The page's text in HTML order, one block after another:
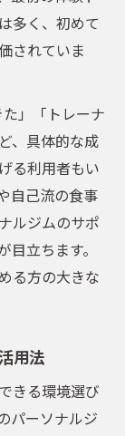
多く、初めて
されていま
」「トレーナ
、具体的な成
る利用者もい
自己流の食事
ルジムのサポ
立ちます。
る方の大きな
用法
きる環境選び
パーソナルジ